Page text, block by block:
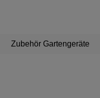
Zubehör Gartengeräte